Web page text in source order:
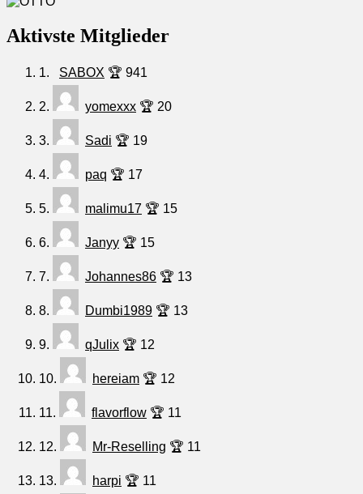
Aktivste Mitglieder
1. SABOX 🏆 941
2. yomexxx 🏆 20
3. Sadi 🏆 19
4. paq 🏆 17
5. malimu17 🏆 15
6. Janyy 🏆 15
7. Johannes86 🏆 13
8. Dumbi1989 🏆 13
9. qJulix 🏆 12
10. hereiam 🏆 12
11. flavorflow 🏆 11
12. Mr-Reselling 🏆 11
13. harpi 🏆 11